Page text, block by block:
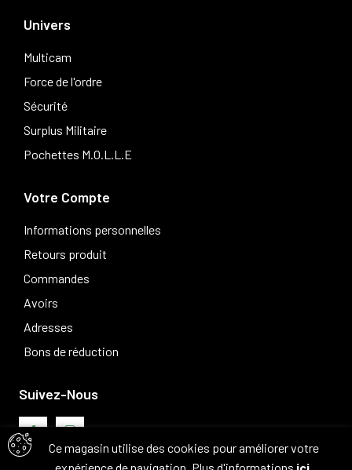
Univers
Multicam
Force de l'ordre
Sécurité
Surplus Militaire
Pochettes M.O.L.L.E
Votre Compte
Informations personnelles
Retours produit
Commandes
Avoirs
Adresses
Bons de réduction
Ce magasin utilise des cookies pour améliorer votre
Suivez-Nous